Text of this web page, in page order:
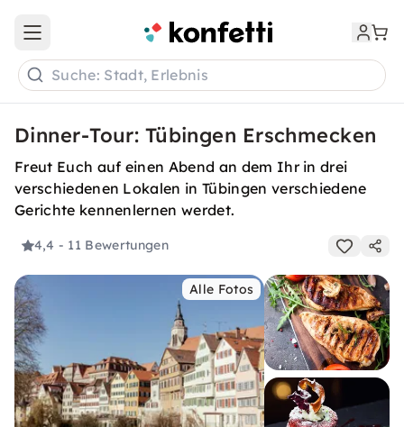
Open main menu
Suche: Stadt, Erlebnis
Dinner-Tour: Tübingen Erschmecken
Freut Euch auf einen Abend an dem Ihr in drei
verschiedenen Lokalen in Tübingen verschiedene
Gerichte kennenlernen werdet.
4,4 - 11 Bewertungen
Alle Fotos